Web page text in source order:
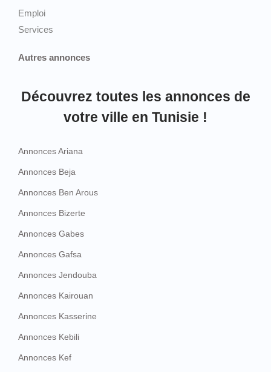
Emploi
Services
Autres annonces
Découvrez toutes les annonces de
votre ville en Tunisie !
Annonces Ariana
Annonces Beja
Annonces Ben Arous
Annonces Bizerte
Annonces Gabes
Annonces Gafsa
Annonces Jendouba
Annonces Kairouan
Annonces Kasserine
Annonces Kebili
Annonces Kef